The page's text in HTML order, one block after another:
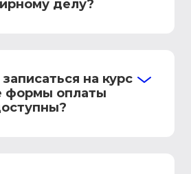
делу?
на курс
формы оплаты